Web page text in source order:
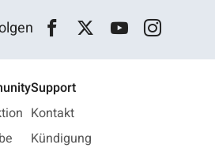
Support
Kontakt
Kündigung